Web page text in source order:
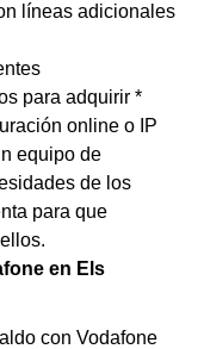
líneas adicionales
para adquirir *
online o IP
equipo de
de los
para que
en Els
con Vodafone